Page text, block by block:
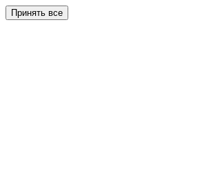
Принять все